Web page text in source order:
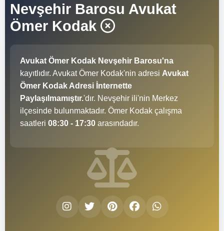
Nevşehir Barosu Avukat
Ömer Kodak
Avukat Ömer Kodak Nevşehir Barosu'na
kayıtlıdır. Avukat Ömer Kodak'nin adresi Avukat
Ömer Kodak Adresi İnternette
Paylaşılmamıştır.'dır. Nevşehir ili'nin Merkez
ilçesinde bulunmaktadır. Ömer Kodak çalışma
saatleri 08:30 - 17:30 arasındadır.